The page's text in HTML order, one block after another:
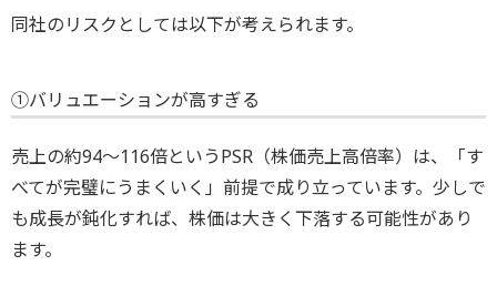
同社のリスクとしては以下が考えられます。
①バリュエーションが高すぎる
売上の約94～116倍というPSR（株価売上高倍率）は、「す
べてが完璧にうまくいく」前提で成り立っています。少しで
も成長が鈍化すれば、株価は大きく下落する可能性があり
ます。